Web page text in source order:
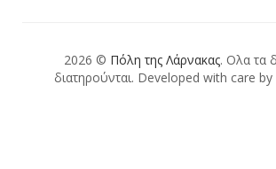
2026 © Πόλη της Λάρνακας. Ολα τα
διατηρούνται. Developed with care by